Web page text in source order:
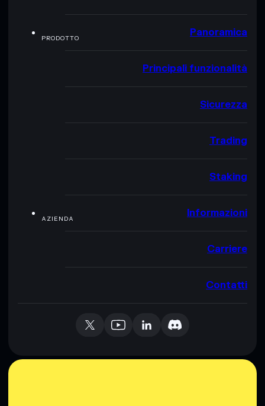
PRODOTTO Panoramica
Principali funzionalità
Sicurezza
Trading
Staking
AZIENDA Informazioni
Carriere
Contatti